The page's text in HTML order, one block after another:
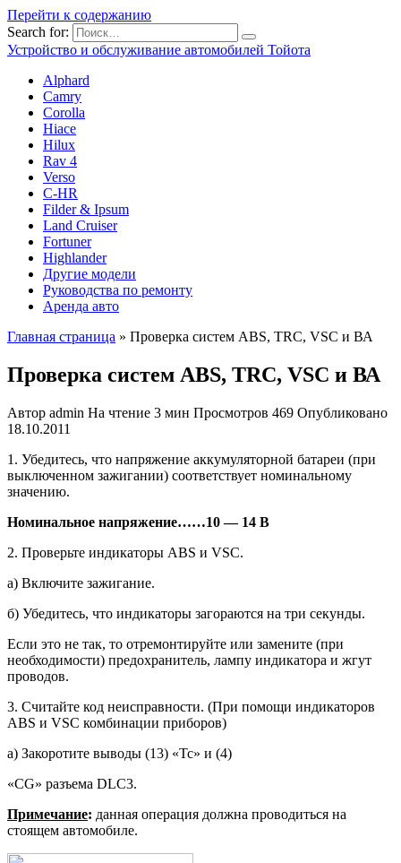
Перейти к содержанию
Search for:
Устройство и обслуживание автомобилей Тойота
Alphard
Camry
Corolla
Hiace
Hilux
Rav 4
Verso
C-HR
Filder & Ipsum
Land Cruiser
Fortuner
Highlander
Другие модели
Руководства по ремонту
Аренда авто
Главная страница » Проверка систем ABS, TRC, VSC и ВА
Проверка систем ABS, TRC, VSC и ВА
Автор admin На чтение 3 мин Просмотров 469 Опубликовано
18.10.2011
1. Убедитесь, что напряжение аккуму­ляторной батареи (при
выключенном зажигании) соответствует номиналь­ному
значению.
Номинальное напряжение……10 — 14 В
2. Проверьте индикаторы ABS и VSC.
а) Включите зажигание.
б) Убедитесь, что индикаторы заго­раются на три секунды.
Если это не так, то отремонтируйте или замените (при
необходимости) предохранитель, лампу индикатора и жгут
проводов.
3. Считайте код неисправности. (При помощи индикаторов
ABS и VSC комбинации приборов)
а) Закоротите выводы (13) «Тс» и (4)
«CG» разъема DLC3.
Примечание: данная операция долж­на проводиться на
стоящем авто­мобиле.